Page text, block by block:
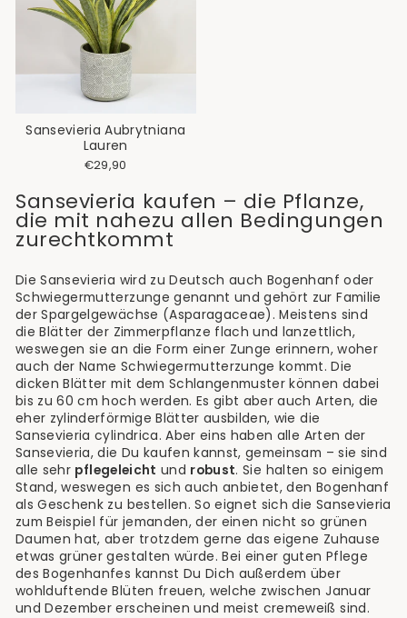
Sansevieria Aubrytniana
Lauren
€29,90
Sansevieria kaufen – die Pflanze,
die mit nahezu allen Bedingungen
zurechtkommt
Die Sansevieria wird zu Deutsch auch Bogenhanf oder
Schwiegermutterzunge genannt und gehört zur Familie
der Spargelgewächse (Asparagaceae). Meistens sind
die Blätter der Zimmerpflanze flach und lanzettlich,
weswegen sie an die Form einer Zunge erinnern, woher
auch der Name Schwiegermutterzunge kommt. Die
dicken Blätter mit dem Schlangenmuster können dabei
bis zu 60 cm hoch werden. Es gibt aber auch Arten, die
eher zylinderförmige Blätter ausbilden, wie die
Sansevieria cylindrica. Aber eins haben alle Arten der
Sansevieria, die Du kaufen kannst, gemeinsam – sie sind
alle sehr pflegeleicht und robust. Sie halten so einigem
Stand, weswegen es sich auch anbietet, den Bogenhanf
als Geschenk zu bestellen. So eignet sich die Sansevieria
zum Beispiel für jemanden, der einen nicht so grünen
Daumen hat, aber trotzdem gerne das eigene Zuhause
etwas grüner gestalten würde. Bei einer guten Pflege
des Bogenhanfes kannst Du Dich außerdem über
wohlduftende Blüten freuen, welche zwischen Januar
und Dezember erscheinen und meist cremeweiß sind.